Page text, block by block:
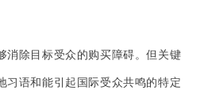
消除目标受众的购买障碍。但关键
习语和能引起国际受众共鸣的特定